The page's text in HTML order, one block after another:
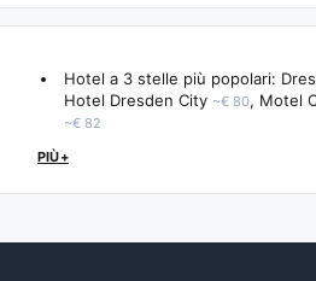
Hotel a 3 stelle più popolari:
Hotel Dresden City ~€ 80, Motel
~€ 82
PIÙ+